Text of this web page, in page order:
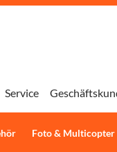
Foto & Multicopter
Service